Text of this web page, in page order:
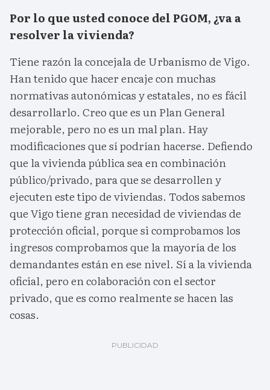
Por lo que usted conoce del PGOM, ¿va a
resolver la vivienda?
Tiene razón la concejala de Urbanismo de Vigo.
Han tenido que hacer encaje con muchas
normativas autonómicas y estatales, no es fácil
desarrollarlo. Creo que es un Plan General
mejorable, pero no es un mal plan. Hay
modificaciones que sí podrían hacerse. Defiendo
que la vivienda pública sea en combinación
público/privado, para que se desarrollen y
ejecuten este tipo de viviendas. Todos sabemos
que Vigo tiene gran necesidad de viviendas de
protección oficial, porque si comprobamos los
ingresos comprobamos que la mayoría de los
demandantes están en ese nivel. Sí a la vivienda
oficial, pero en colaboración con el sector
privado, que es como realmente se hacen las
cosas.